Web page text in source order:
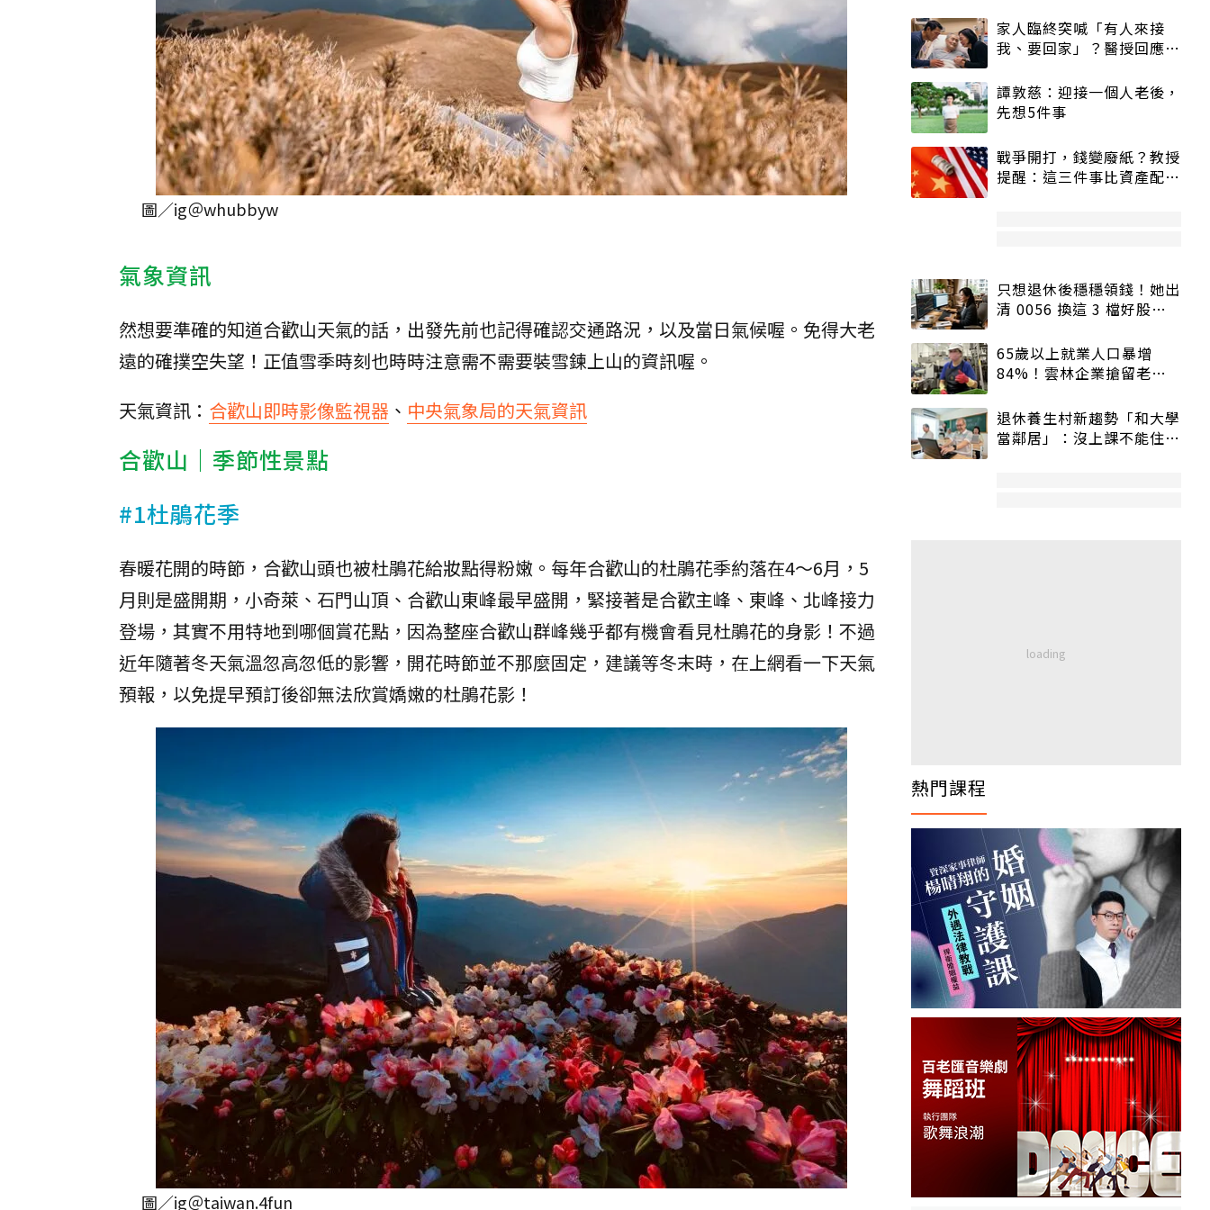
圖／ig＠whubbyw
氣象資訊
然想要準確的知道合歡山天氣的話，出發先前也記得確認交通路況，以及當日氣候喔。免得大老
遠的確撲空失望！正值雪季時刻也時時注意需不需要裝雪鍊上山的資訊喔。
天氣資訊： 合歡山即時影像監視器 、 中央氣象局的天氣資訊
合歡山｜季節性景點
#1杜鵑花季
春暖花開的時節，合歡山頭也被杜鵑花給妝點得粉嫩。每年合歡山的杜鵑花季約落在4～6月，5
月則是盛開期，小奇萊、石門山頂、合歡山東峰最早盛開，緊接著是合歡主峰、東峰、北峰接力
登場，其實不用特地到哪個賞花點，因為整座合歡山群峰幾乎都有機會看見杜鵑花的身影！不過
近年隨著冬天氣溫忽高忽低的影響，開花時節並不那麼固定，建議等冬末時，在上網看一下天氣
預報，以免提早預訂後卻無法欣賞嬌嫩的杜鵑花影！
圖／ig＠taiwan.4fun
家人臨終突喊「有人來接
我、要回家」？醫授回應方
譚敦慈：迎接一個人老後，
先想5件事
戰爭開打，錢變廢紙？教授
提醒：這三件事比資產配置
只想退休後穩穩領錢！她出
清 0056 換這 3 檔好股：
65歲以上就業人口暴增
84%！雲林企業搶留老員
退休養生村新趨勢「和大學
當鄰居」：沒上課不能住、
熱門課程